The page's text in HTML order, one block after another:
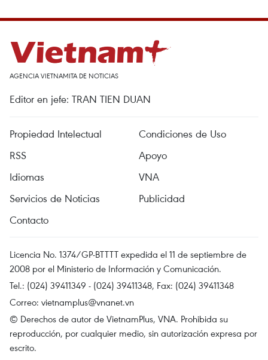
AGENCIA VIETNAMITA DE NOTICIAS
Editor en jefe: TRAN TIEN DUAN
Propiedad Intelectual
Condiciones de Uso
RSS
Apoyo
Idiomas
VNA
Servicios de Noticias
Publicidad
Contacto
Licencia No. 1374/GP-BTTTT expedida el 11 de septiembre de
2008 por el Ministerio de Información y Comunicación.
Tel.: (024) 39411349 - (024) 39411348, Fax: (024) 39411348
Correo: vietnamplus@vnanet.vn
© Derechos de autor de VietnamPlus, VNA. Prohibida su
reproducción, por cualquier medio, sin autorización expresa por
escrito.